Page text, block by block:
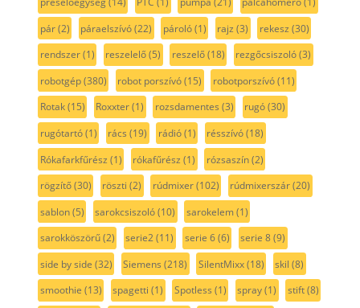
pár(2) páraelszívó(22) pároló(1) rajz (3) rekesz (30)
rendszer(1) reszelelő(5) reszelő(18) rezgőcsiszoló(3)
robotgép(380) robot porszívó(15) robotporszívó(11)
Rotak(15) Roxxter(1) rozsdamentes (3) rugó(30)
rugótartó(1) rács (19) rádió(1) résszívó(18)
Rókafarkfűrész (1) rókafűrész (1) rózsaszín(2)
rögzítő(30) röszti (2) rúdmixer(102) rúdmixerszár(20)
sablon(5) sarokcsiszoló(10) sarokelem(1)
sarokköszörű(2) serie2(11) serie 6(6) serie 8(9)
side by side (32) Siemens (218) SilentMixx(18) skil (8)
smoothie (13) spagetti (1) Spotless (1) spray(1) stift(8)